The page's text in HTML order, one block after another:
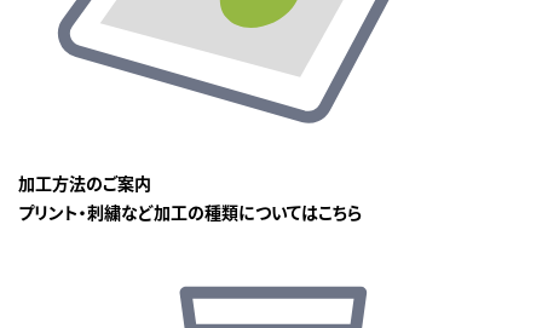
加工方法のご案内
プリント・刺繍など加工の種類についてはこちら